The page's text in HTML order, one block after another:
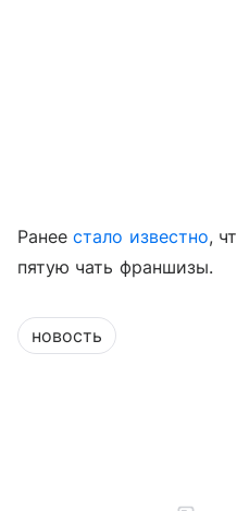
Ранеестало известно,
пятую чать франшизы.
новость